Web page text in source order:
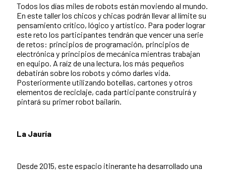
Todos los días miles de robots están moviendo al mundo.
En este taller los chicos y chicas podrán llevar al límite su
pensamiento crítico, lógico y artístico. Para poder lograr
este reto los participantes tendrán que vencer una serie
de retos: principios de programación, principios de
electrónica y principios de mecánica mientras trabajan
en equipo. A raíz de una lectura, los más pequeños
debatirán sobre los robots y cómo darles vida.
Posteriormente utilizando botellas, cartones y otros
elementos de reciclaje, cada participante construirá y
pintará su primer robot bailarín.
La Jauría
Desde 2015, este espacio itinerante ha desarrollado una